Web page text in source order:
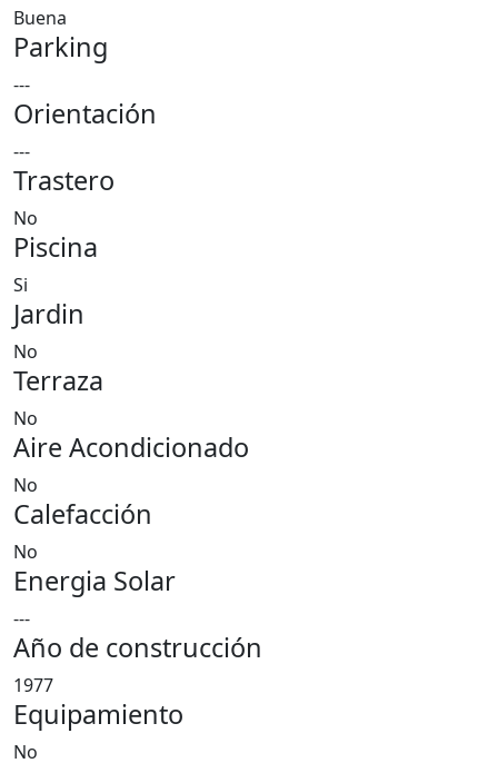
Buena
Parking
---
Orientación
---
Trastero
No
Piscina
Si
Jardin
No
Terraza
No
Aire Acondicionado
No
Calefacción
No
Energia Solar
---
Año de construcción
1977
Equipamiento
No